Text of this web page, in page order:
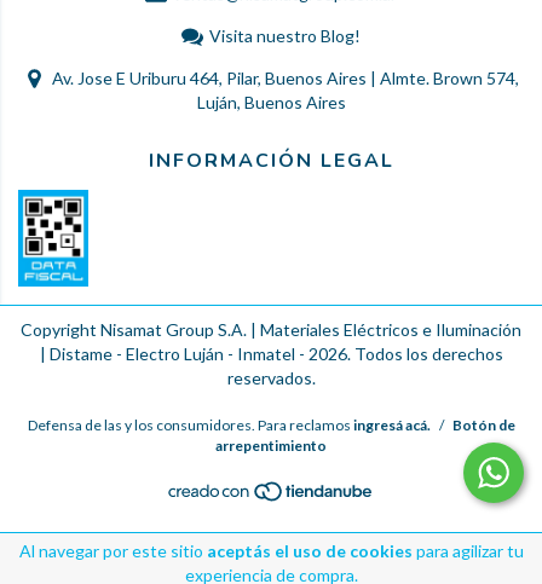
Al navegar por este sitio aceptás el uso de cookies para agilizar tu
experiencia de compra.
Visita nuestro Blog!
Av. Jose E Uriburu 464, Pilar, Buenos Aires | Almte. Brown 574,
Luján, Buenos Aires
INFORMACIÓN LEGAL
Copyright Nisamat Group S.A. | Materiales Eléctricos e Iluminación
| Distame - Electro Luján - Inmatel - 2026. Todos los derechos
reservados.
Defensa de las y los consumidores. Para reclamos ingresá acá. / Botón de
arrepentimiento